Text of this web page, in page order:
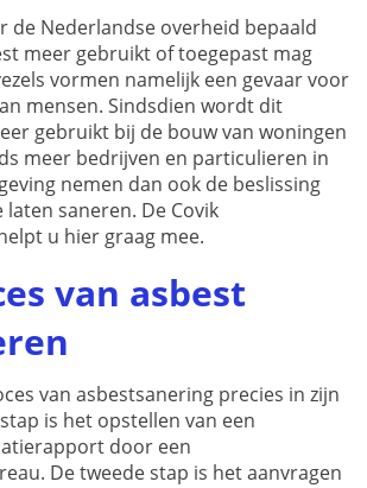
de Nederlandse overheid bepaald
meer gebruikt of toegepast mag
vormen namelijk een gevaar voor
mensen. Sindsdien wordt dit
gebruikt bij de bouw van woningen
meer bedrijven en particulieren in
nemen dan ook de beslissing
saneren. De Covik
u hier graag mee.
van asbest
van asbestsanering precies in zijn
is het opstellen van een
door een
De tweede stap is het aanvragen